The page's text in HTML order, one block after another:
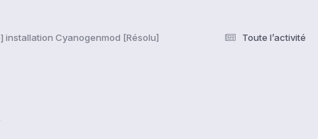
Toute l’activité
installation Cyanogenmod [Résolu]